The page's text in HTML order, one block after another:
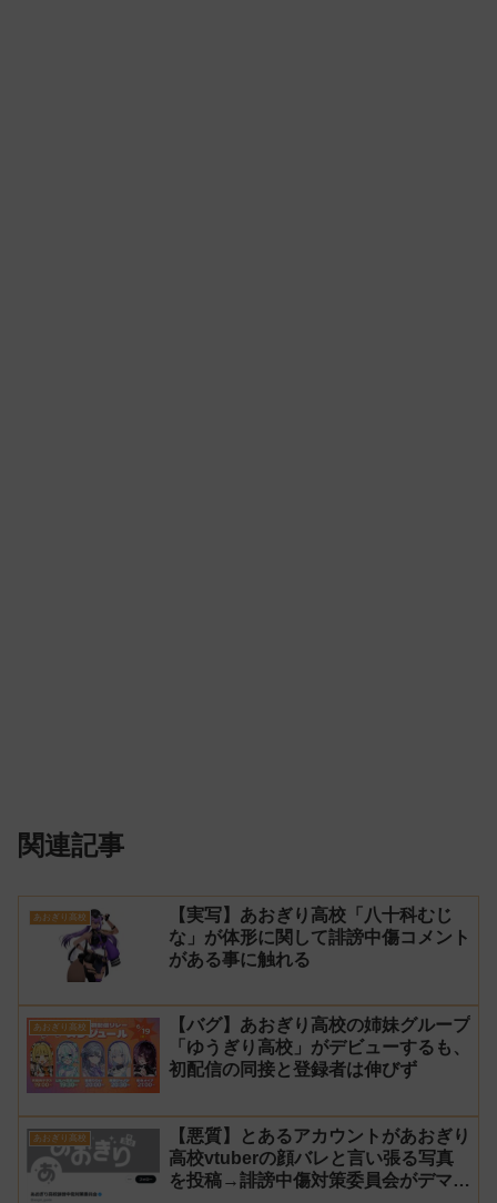
関連記事
あおぎり高校
【実写】あおぎり高校「八十科むじ
な」が体形に関して誹謗中傷コメント
がある事に触れる
あおぎり高校
【バグ】あおぎり高校の姉妹グループ
「ゆうぎり高校」がデビューするも、
初配信の同接と登録者は伸びず
あおぎり高校
【悪質】とあるアカウントがあおぎり
高校vtuberの顔バレと言い張る写真
を投稿→誹謗中傷対策委員会がデマで